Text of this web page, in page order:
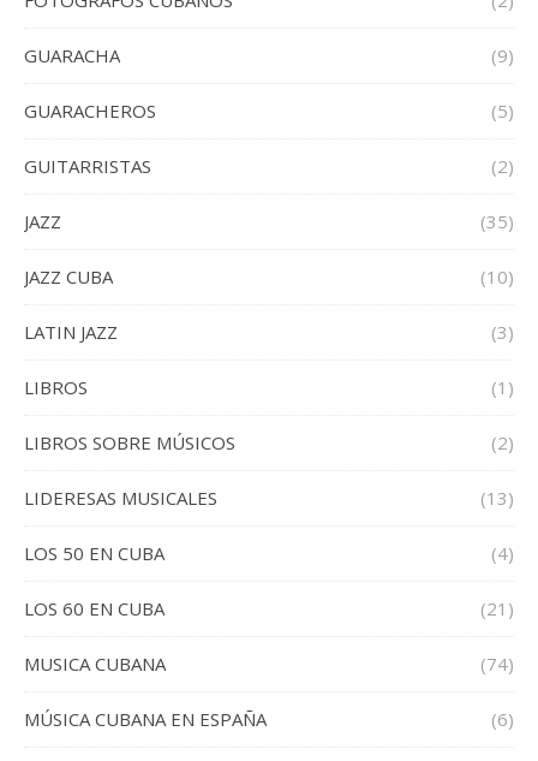
GUARACHA (9)
GUARACHEROS (5)
GUITARRISTAS (2)
JAZZ (35)
JAZZ CUBA (10)
LATIN JAZZ (3)
LIBROS (1)
LIBROS SOBRE MÚSICOS (2)
LIDERESAS MUSICALES (13)
LOS 50 EN CUBA (4)
LOS 60 EN CUBA (21)
MUSICA CUBANA (74)
MÚSICA CUBANA EN ESPAÑA (6)